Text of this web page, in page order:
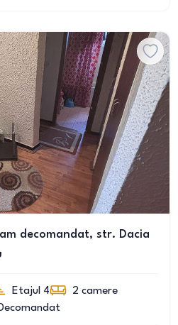
decomandat, str. Dacia
Etajul 4 2 camere
Decomandat